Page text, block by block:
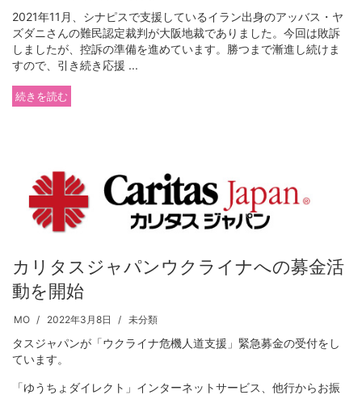
2021年11月、シナピスで支援しているイラン出身のアッバス・ヤ
ズダニさんの難民認定裁判が大阪地裁でありました。今回は敗訴
しましたが、控訴の準備を進めています。勝つまで漸進し続けま
すので、引き続き応援 ...
続きを読む
カリタスジャパンウクライナへの募金活
動を開始
MO 2022年3月8日 未分類
タスジャパンが「ウクライナ危機人道支援」緊急募金の受付をし
ています。
「ゆうちょダイレクト」インターネットサービス、他行からお振